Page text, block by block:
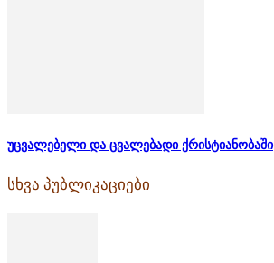
უცვალებელი და ცვალებადი ქრისტიანობაში
სხვა პუბლიკაციები